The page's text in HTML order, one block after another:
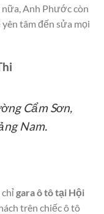
Anh Phước còn
tâm đến sửa mọi
Cẩm Sơn,
Nam.
gara ô tô tại Hội
trên chiếc ô tô